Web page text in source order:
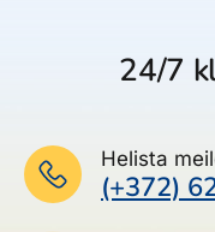
24/7
Helista
(+372)